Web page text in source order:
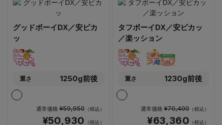
グッドボーイDX／安ピカ
ッ
重さ 1250g前後
通常価格¥59,950（税込）
¥50,930 （税込）
タフボーイDX／安ピカッ
／楽ッション
重さ 1230g前後
通常価格 ¥70,400 （税込）
¥63,360 （税込）